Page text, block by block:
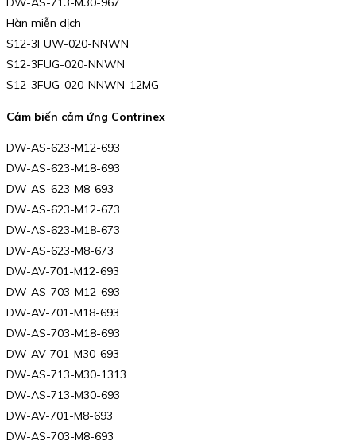
Hàn miễn dịch
S12-3FUW-020-NNWN
S12-3FUG-020-NNWN
S12-3FUG-020-NNWN-12MG
Cảm biến cảm ứng Contrinex
DW-AS-623-M12-693
DW-AS-623-M18-693
DW-AS-623-M8-693
DW-AS-623-M12-673
DW-AS-623-M18-673
DW-AS-623-M8-673
DW-AV-701-M12-693
DW-AS-703-M12-693
DW-AV-701-M18-693
DW-AS-703-M18-693
DW-AV-701-M30-693
DW-AS-713-M30-1313
DW-AS-713-M30-693
DW-AV-701-M8-693
DW-AS-703-M8-693